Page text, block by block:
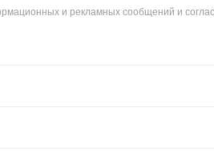
и рекламных сообщений и